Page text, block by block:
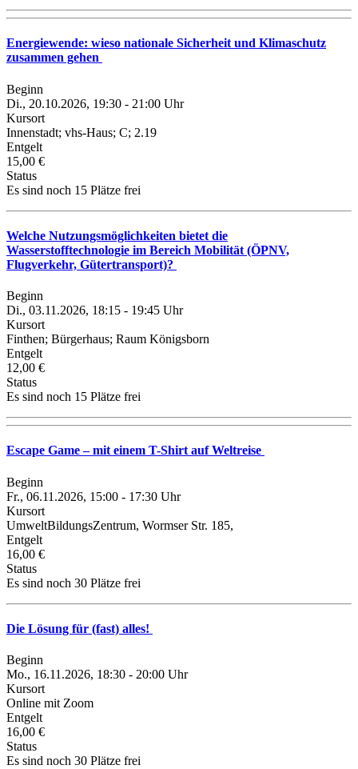
Energiewende: wieso nationale Sicherheit und Klimaschutz
zusammen gehen
Beginn
Di., 20.10.2026, 19:30 - 21:00 Uhr
Kursort
Innenstadt; vhs-Haus; C; 2.19
Entgelt
15,00 €
Status
Es sind noch 15 Plätze frei
Welche Nutzungsmöglichkeiten bietet die
Wasserstofftechnologie im Bereich Mobilität (ÖPNV,
Flugverkehr, Gütertransport)?
Beginn
Di., 03.11.2026, 18:15 - 19:45 Uhr
Kursort
Finthen; Bürgerhaus; Raum Königsborn
Entgelt
12,00 €
Status
Es sind noch 15 Plätze frei
Escape Game – mit einem T-Shirt auf Weltreise
Beginn
Fr., 06.11.2026, 15:00 - 17:30 Uhr
Kursort
UmweltBildungsZentrum, Wormser Str. 185,
Entgelt
16,00 €
Status
Es sind noch 30 Plätze frei
Die Lösung für (fast) alles!
Beginn
Mo., 16.11.2026, 18:30 - 20:00 Uhr
Kursort
Online mit Zoom
Entgelt
16,00 €
Status
Es sind noch 30 Plätze frei